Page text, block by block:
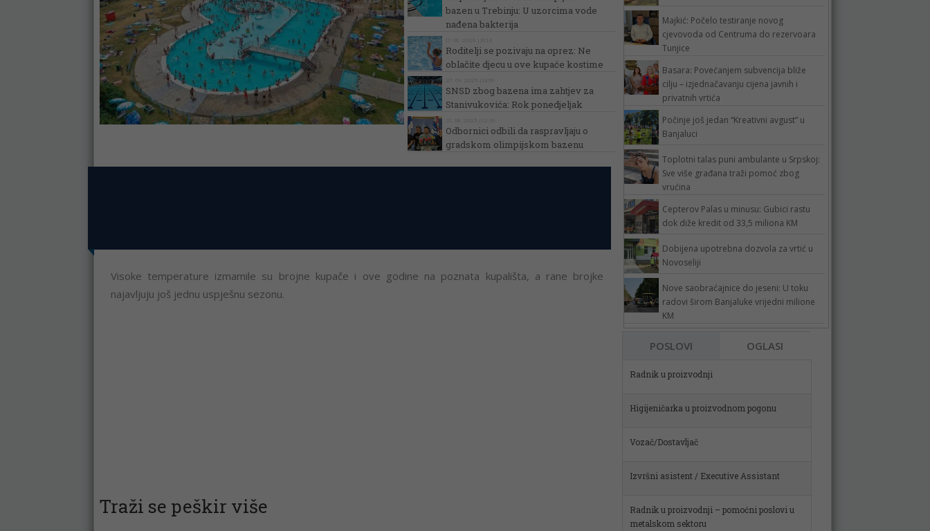
bazen u Trebinju: U uzorcima vode
nađena bakterija
Roditelji se pozivaju na oprez: Ne
oblačite djecu u ove kupaće kostime
SNSD zbog bazena ima zahtjev za
Stanivukovića: Rok ponedjeljak
Odbornici odbili da raspravljaju o
gradskom olimpijskom bazenu
Visoke temperature izmamile su brojne kupače i ove godine na poznata kupališta, a rane brojke
najavljuju još jednu uspješnu sezonu.
Traži se peškir više
Majkić: Počelo testiranje novog
cjevovoda od Centruma do rezervoara
Tunjice
Basara: Povećanjem subvencija bliže
cilju – izjednačavanju cijena javnih i
privatnih vrtića
Počinje još jedan “Kreativni avgust” u
Banjaluci
Toplotni talas puni ambulante u Srpskoj:
Sve više građana traži pomoć zbog
vrućina
Cepterov Palas u minusu: Gubici rastu
dok diže kredit od 33,5 miliona KM
Dobijena upotrebna dozvola za vrtić u
Novoseliji
Nove saobraćajnice do jeseni: U toku
radovi širom Banjaluke vrijedni milione
KM
POSLOVI OGLASI
Higijeničarka u proizvodnom pogonu
Vozač/Dostavljač
Izvršni asistent / Executive Assistant
Radnik u proizvodnji – pomoćni poslovi u
Spremačica